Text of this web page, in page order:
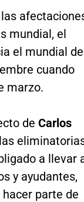
mundial, el
el mundial de
cuando
marzo.
de Carlos
a llevar
y ayudantes,
parte de